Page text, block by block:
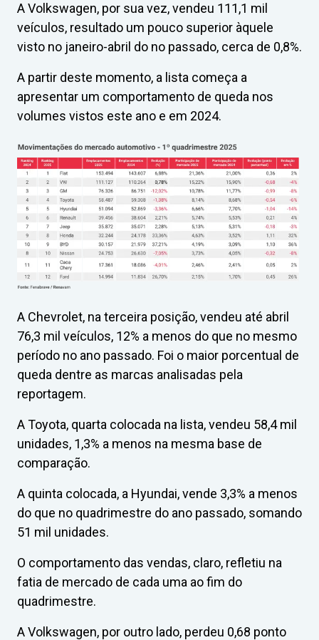
A Volkswagen, por sua vez, vendeu 111,1 mil
veículos, resultado um pouco superior àquele
visto no janeiro-abril do no passado, cerca de 0,8%.
A partir deste momento, a lista começa a
apresentar um comportamento de queda nos
volumes vistos este ano e em 2024.
A Chevrolet, na terceira posição, vendeu até abril
76,3 mil veículos, 12% a menos do que no mesmo
período no ano passado. Foi o maior porcentual de
queda dentre as marcas analisadas pela
reportagem.
A Toyota, quarta colocada na lista, vendeu 58,4 mil
unidades, 1,3% a menos na mesma base de
comparação.
A quinta colocada, a Hyundai, vende 3,3% a menos
do que no quadrimestre do ano passado, somando
51 mil unidades.
O comportamento das vendas, claro, refletiu na
fatia de mercado de cada uma ao fim do
quadrimestre.
A Volkswagen, por outro lado, perdeu 0,68 ponto